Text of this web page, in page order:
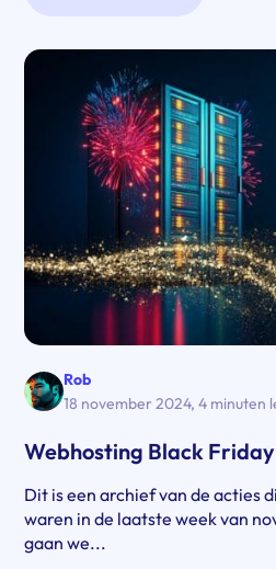
Rob
18 november 2024,4 minuten
Webhosting Black
Dit is een archief van de acties
waren in de laatste week van
gaan we...